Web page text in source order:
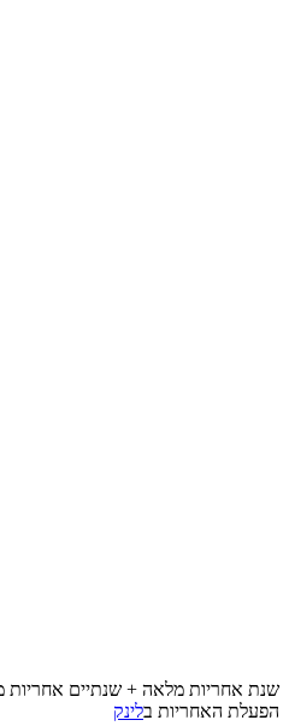
שנת אחריות מלאה + שנתיים אחריות
הפעלת האחריות בלינק